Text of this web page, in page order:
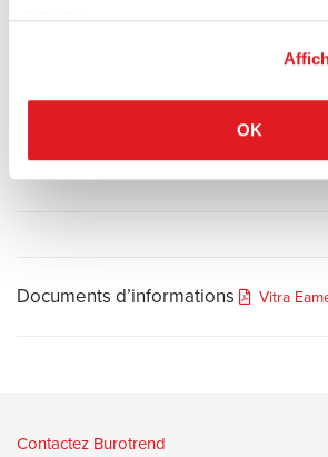
OK
Coques en Palissandre, Frêne noir, Noyer
dimensions classiques ou dans une
Documents d’informations Vitra
Contactez Burotrend